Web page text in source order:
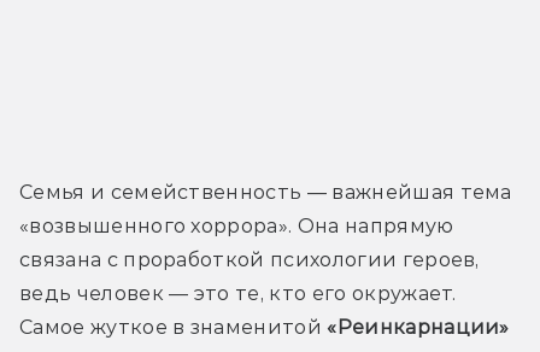
Семья и семейственность — важнейшая тема
«возвышенного хоррора». Она напрямую
связана с проработкой психологии героев,
ведь человек — это те, кто его окружает.
Самое жуткое в знаменитой «Реинкарнации»